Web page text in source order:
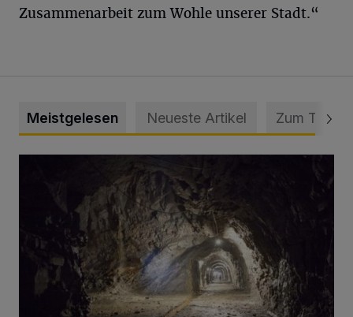
Zusammenarbeit zum Wohle unserer Stadt.“
Meistgelesen Neueste Artikel Zum Thema